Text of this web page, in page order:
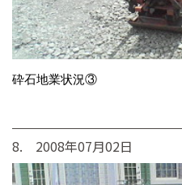
砕石地業状況③
8. 2008年07月02日